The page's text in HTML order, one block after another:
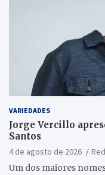
VARIEDADES
Jorge Vercillo
Santos
4 de agosto de 2026
Um dos maiores